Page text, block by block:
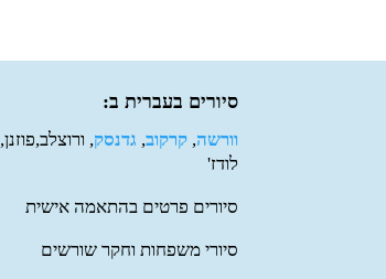
סיורים בעברית ב:
וורשה,קרקוב, גדנסק, ורוצלב,פוזנן,
לודז'
סיורים פרטים בהתאמה אישית
סיורי משפחות וחקר שורשים